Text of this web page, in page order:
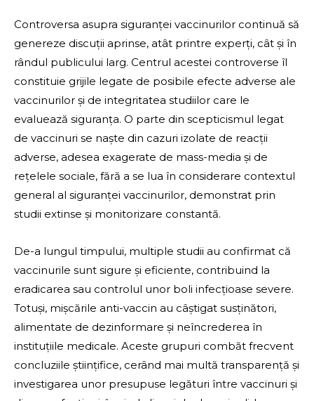
Controversa asupra siguranței vaccinurilor continuă să
genereze discuții aprinse, atât printre experți, cât și în
rândul publicului larg. Centrul acestei controverse îl
constituie grijile legate de posibile efecte adverse ale
vaccinurilor și de integritatea studiilor care le
evaluează siguranța. O parte din scepticismul legat
de vaccinuri se naște din cazuri izolate de reacții
adverse, adesea exagerate de mass-media și de
rețelele sociale, fără a se lua în considerare contextul
general al siguranței vaccinurilor, demonstrat prin
studii extinse și monitorizare constantă.
De-a lungul timpului, multiple studii au confirmat că
vaccinurile sunt sigure și eficiente, contribuind la
eradicarea sau controlul unor boli infecțioase severe.
Totuși, mișcările anti-vaccin au câștigat susținători,
alimentate de dezinformare și neîncrederea în
instituțiile medicale. Aceste grupuri combăt frecvent
concluziile științifice, cerând mai multă transparență și
investigarea unor presupuse legături între vaccinuri și